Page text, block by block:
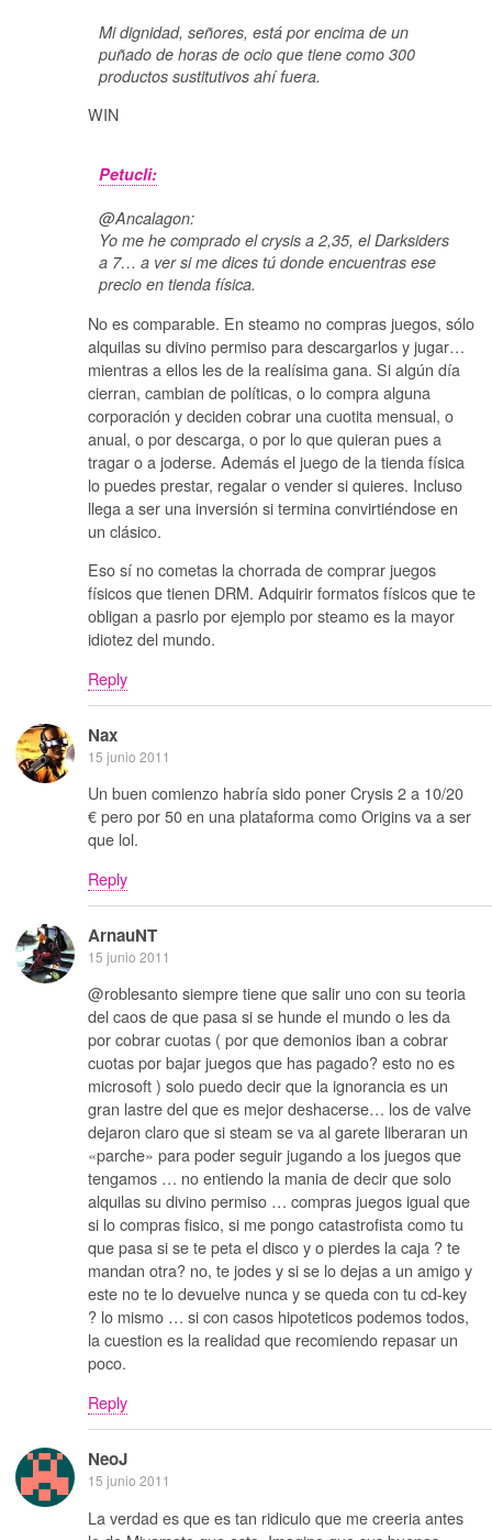
Mi dignidad, señores, está por encima de un
puñado de horas de ocio que tiene como 300
productos sustitutivos ahí fuera.
WIN
Petucli:
@Ancalagon:
Yo me he comprado el crysis a 2,35, el Darksiders
a 7… a ver si me dices tú donde encuentras ese
precio en tienda física.
No es comparable. En steamo no compras juegos, sólo
alquilas su divino permiso para descargarlos y jugar…
mientras a ellos les de la realísima gana. Si algún día
cierran, cambian de políticas, o lo compra alguna
corporación y deciden cobrar una cuotita mensual, o
anual, o por descarga, o por lo que quieran pues a
tragar o a joderse. Además el juego de la tienda física
lo puedes prestar, regalar o vender si quieres. Incluso
llega a ser una inversión si termina convirtiéndose en
un clásico.
Eso sí no cometas la chorrada de comprar juegos
físicos que tienen DRM. Adquirir formatos físicos que te
obligan a pasrlo por ejemplo por steamo es la mayor
idiotez del mundo.
Reply
Nax
15 junio 2011
Un buen comienzo habría sido poner Crysis 2 a 10/20
€ pero por 50 en una plataforma como Origins va a ser
que lol.
Reply
ArnauNT
15 junio 2011
@roblesanto siempre tiene que salir uno con su teoria
del caos de que pasa si se hunde el mundo o les da
por cobrar cuotas ( por que demonios iban a cobrar
cuotas por bajar juegos que has pagado? esto no es
microsoft ) solo puedo decir que la ignorancia es un
gran lastre del que es mejor deshacerse… los de valve
dejaron claro que si steam se va al garete liberaran un
«parche» para poder seguir jugando a los juegos que
tengamos … no entiendo la mania de decir que solo
alquilas su divino permiso … compras juegos igual que
si lo compras fisico, si me pongo catastrofista como tu
que pasa si se te peta el disco y o pierdes la caja ? te
mandan otra? no, te jodes y si se lo dejas a un amigo y
este no te lo devuelve nunca y se queda con tu cd-key
? lo mismo … si con casos hipoteticos podemos todos,
la cuestion es la realidad que recomiendo repasar un
poco.
Reply
NeoJ
15 junio 2011
La verdad es que es tan ridiculo que me creeria antes